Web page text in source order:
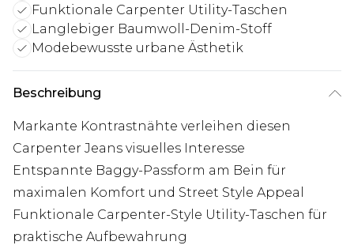
Funktionale Carpenter Utility-Taschen
Langlebiger Baumwoll-Denim-Stoff
Modebewusste urbane Ästhetik
Beschreibung
Markante Kontrastnähte verleihen diesen
Carpenter Jeans visuelles Interesse
Entspannte Baggy-Passform am Bein für
maximalen Komfort und Street Style Appeal
Funktionale Carpenter-Style Utility-Taschen für
praktische Aufbewahrung